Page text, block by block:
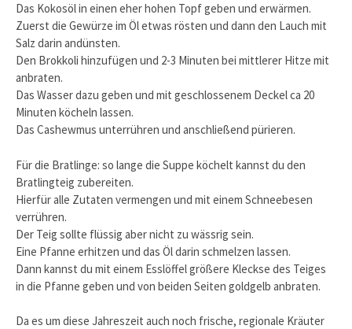
Das Kokosöl in einen eher hohen Topf geben und erwärmen.
Zuerst die Gewürze im Öl etwas rösten und dann den Lauch mit
Salz darin andünsten.
Den Brokkoli hinzufügen und 2-3 Minuten bei mittlerer Hitze mit
anbraten.
Das Wasser dazu geben und mit geschlossenem Deckel ca 20
Minuten köcheln lassen.
Das Cashewmus unterrühren und anschließend pürieren.
Für die Bratlinge: so lange die Suppe köchelt kannst du den
Bratlingteig zubereiten.
Hierfür alle Zutaten vermengen und mit einem Schneebesen
verrühren.
Der Teig sollte flüssig aber nicht zu wässrig sein.
Eine Pfanne erhitzen und das Öl darin schmelzen lassen.
Dann kannst du mit einem Esslöffel größere Kleckse des Teiges
in die Pfanne geben und von beiden Seiten goldgelb anbraten.
Da es um diese Jahreszeit auch noch frische, regionale Kräuter